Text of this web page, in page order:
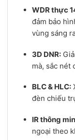
WDR thực
đảm bảo
vùng sáng
3D DNR:
mà, sắc nét
BLC & HLC:
đèn chiếu
IR thông
ngoại theo